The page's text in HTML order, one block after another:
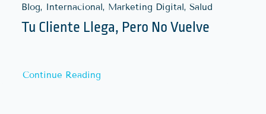
Blog, Internacional, Marketing Digital, Salud
Tu Cliente Llega, Pero No Vuelve
Continue Reading